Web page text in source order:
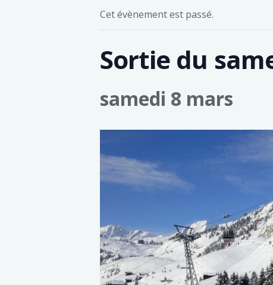
Cet évènement est passé.
Sortie du
samedi 8 mars